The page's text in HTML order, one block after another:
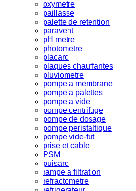
oxymetre
paillasse
palette de retention
paravent
pH metre
photometre
placard
plaques chauffantes
pluviometre
pompe a membrane
pompe a palettes
pompe a vide
pompe centrifuge
pompe de dosage
pompe peristaltique
pompe vide-fut
prise et cable
PSM
puisard
rampe a filtration
refractometre